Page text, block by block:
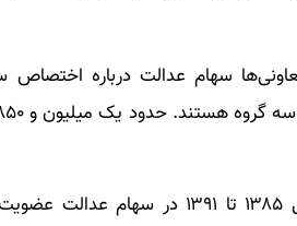
سهام عدالت درباره
توکلی افزود: این افراد از سال ۱۳۸۵